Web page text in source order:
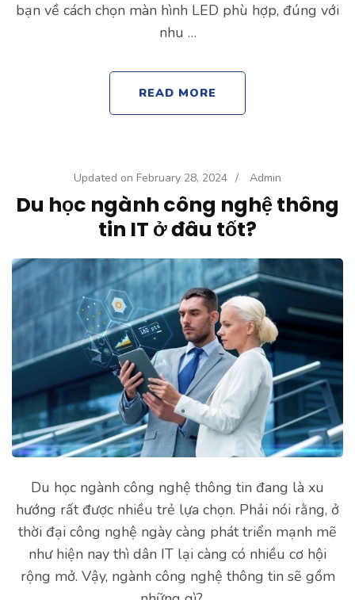
bạn về cách chọn màn hình LED phù hợp, đúng với
nhu …
READ MORE
Updated on February 28, 2024 / Admin
Du học ngành công nghệ thông
tin IT ở đâu tốt?
Du học ngành công nghệ thông tin đang là xu
hướng rất được nhiều trẻ lựa chọn. Phải nói rằng, ở
thời đại công nghệ ngày càng phát triển mạnh mẽ
như hiện nay thì dân IT lại càng có nhiều cơ hội
rộng mở. Vậy, ngành công nghệ thông tin sẽ gồm